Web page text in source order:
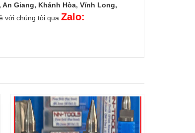
Giang, Khánh Hòa, Vĩnh Long,
với chúng tôi qua Zalo: